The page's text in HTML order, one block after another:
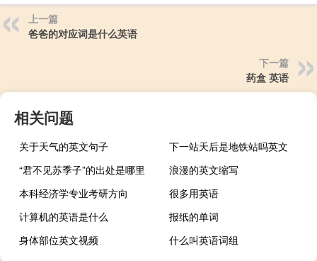
上一篇
爸爸的对应词是什么英语
下一篇
药盒 英语
相关问题
关于天气的英文句子
下一站天后是地铁站吗英文
“君不见苏季子”的出处是哪里
浪漫的英文缩写
本科经济学专业考研方向
很多用英语
计算机的英语是什么
报纸的单词
身体部位英文视频
什么叫英语词组